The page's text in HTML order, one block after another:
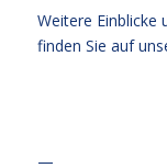
Weitere Einblicke
finden Sie auf
—